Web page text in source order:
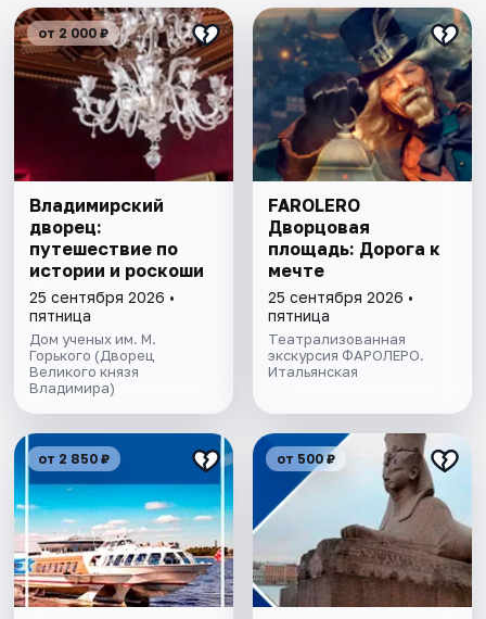
от 2 000 ₽
Владимирский
дворец:
путешествие по
истории и роскоши
25 сентября 2026 •
пятница
Дом ученых им. М.
Горького (Дворец
Великого князя
Владимира)
FAROLERO
Дворцовая
площадь: Дорога к
мечте
25 сентября 2026 •
пятница
Театрализованная
экскурсия ФАРОЛЕРО.
Итальянская
от 2 850 ₽ от 500 ₽